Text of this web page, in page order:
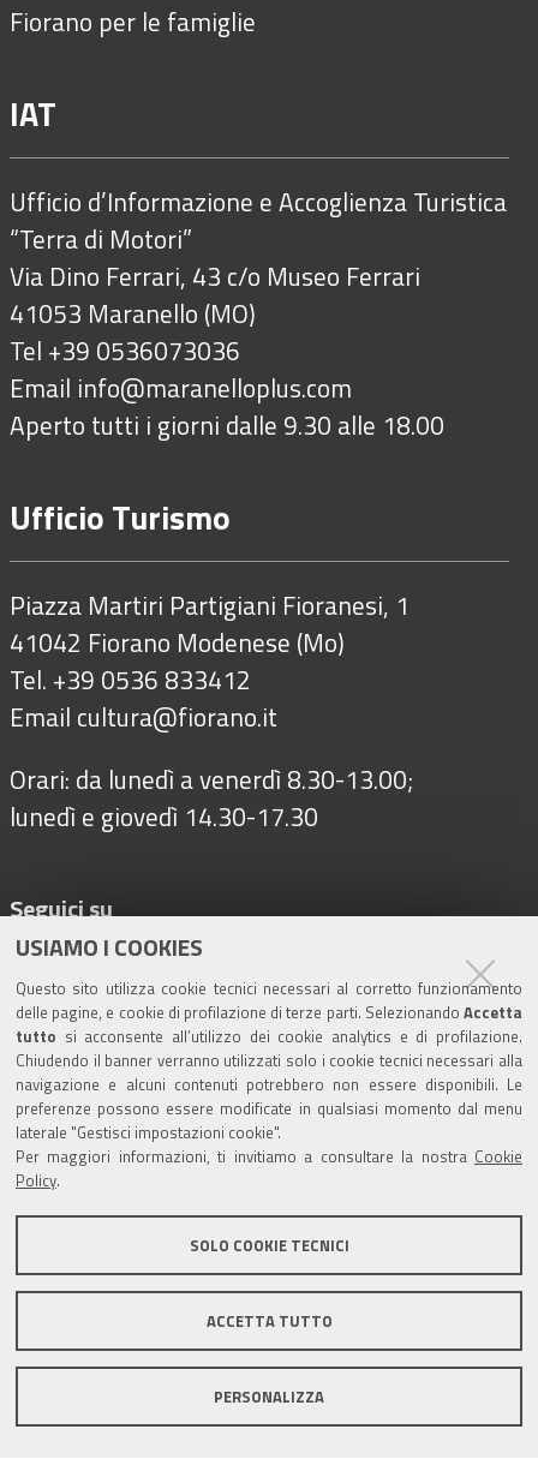
USIAMO I COOKIES
Questo sito utilizza cookie tecnici necessari al corretto funzionamento
delle pagine, e cookie di profilazione di terze parti. Selezionando Accetta
tutto si acconsente all’utilizzo dei cookie analytics e di profilazione.
Chiudendo il banner verranno utilizzati solo i cookie tecnici necessari alla
navigazione e alcuni contenuti potrebbero non essere disponibili. Le
preferenze possono essere modificate in qualsiasi momento dal menu
laterale "Gestisci impostazioni cookie".
Per maggiori informazioni, ti invitiamo a consultare la nostra Cookie
Policy.
SOLO COOKIE TECNICI
ACCETTA TUTTO
PERSONALIZZA
Fiorano per le famiglie
IAT
Ufficio d’Informazione e Accoglienza Turistica
“Terra di Motori”
Via Dino Ferrari, 43 c/o Museo Ferrari
41053 Maranello (MO)
Tel +39 0536073036
Email info@maranelloplus.com
Aperto tutti i giorni dalle 9.30 alle 18.00
Ufficio Turismo
Piazza Martiri Partigiani Fioranesi, 1
41042 Fiorano Modenese (Mo)
Tel. +39 0536 833412
Email cultura@fiorano.it
Orari: da lunedì a venerdì 8.30-13.00;
lunedì e giovedì 14.30-17.30
Seguici su
Turismo
Riserva di Nirano
Castello di Spezzano
Iscriviti alla nostra newsletter
Comune di Fiorano Modenese, Piazza Ciro Menotti, 1 -
41042 Fiorano Modenese (Mo) C.F. 84001590367 - P.IVA
00299940361 - PEC:comunefiorano@cert.fiorano.it